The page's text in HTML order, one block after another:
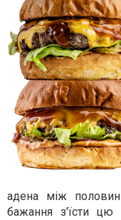
адена між
бажання з'їсти цю